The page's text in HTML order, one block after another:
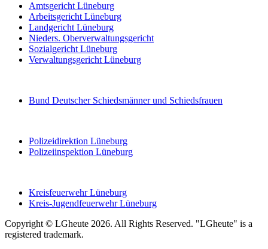
Amtsgericht Lüneburg
Arbeitsgericht Lüneburg
Landgericht Lüneburg
Nieders. Oberverwaltungsgericht
Sozialgericht Lüneburg
Verwaltungsgericht Lüneburg
Bund Deutscher Schiedsmänner und Schiedsfrauen
Polizeidirektion Lüneburg
Polizeiinspektion Lüneburg
Kreisfeuerwehr Lüneburg
Kreis-Jugendfeuerwehr Lüneburg
Copyright © LGheute 2026. All Rights Reserved. "LGheute" is a
registered trademark.